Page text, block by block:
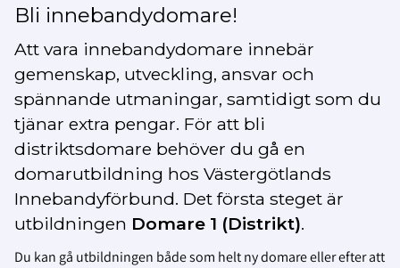
Bli innebandydomare!
Att vara innebandydomare innebär
gemenskap, utveckling, ansvar och
spännande utmaningar, samtidigt som du
tjänar extra pengar. För att bli
distriktsdomare behöver du gå en
domarutbildning hos Västergötlands
Innebandyförbund. Det första steget är
utbildningen Domare 1 (Distrikt).
Du kan gå utbildningen både som helt ny domare eller efter att